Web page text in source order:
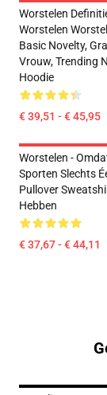
Worstelen
Worstelen
Basic Novelty,
Vrouw, Trending
Hoodie
€ 39,51 - € 45,95
Worstelen -
Sporten Slechts
Pullover
Hebben
€ 37,67 - € 44,11